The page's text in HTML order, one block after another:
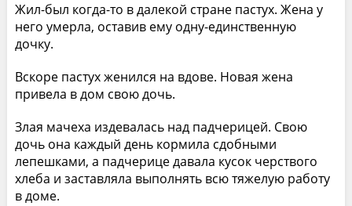
Жил-был когда-то в далекой стране пастух. Жена у
него умерла, оставив ему одну-единственную
дочку.
Вскоре пастух женился на вдове. Новая жена
привела в дом свою дочь.
Злая мачеха издевалась над падчерицей. Свою
дочь она каждый день кормила сдобными
лепешками, а падчерице давала кусок черствого
хлеба и заставляла выполнять всю тяжелую работу
в доме.